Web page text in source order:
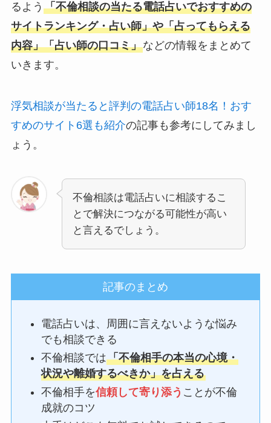
るよう 「不倫相談の当たる電話占いでおすすめの
サイトランキング・占い師」や「占ってもらえる
内容」「占い師の口コミ」などの情報をまとめて
いきます。
浮気相談が当たると評判の電話占い師18名！おす
すめのサイト6選も紹介の記事も参考にしてみまし
ょう。
不倫相談は電話占いに相談するこ
とで解決につながる可能性が高い
と言えるでしょう。
記事のまとめ
電話占いは、周囲に言えないような悩み
でも相談できる
不倫相談では「不倫相手の本当の心境・
状況や離婚するべきか」を占える
不倫相手を信頼して寄り添う ことが不倫
成就のコツ